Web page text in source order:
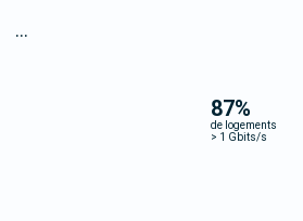
87%
de logements
> 1 Gbits/s
...